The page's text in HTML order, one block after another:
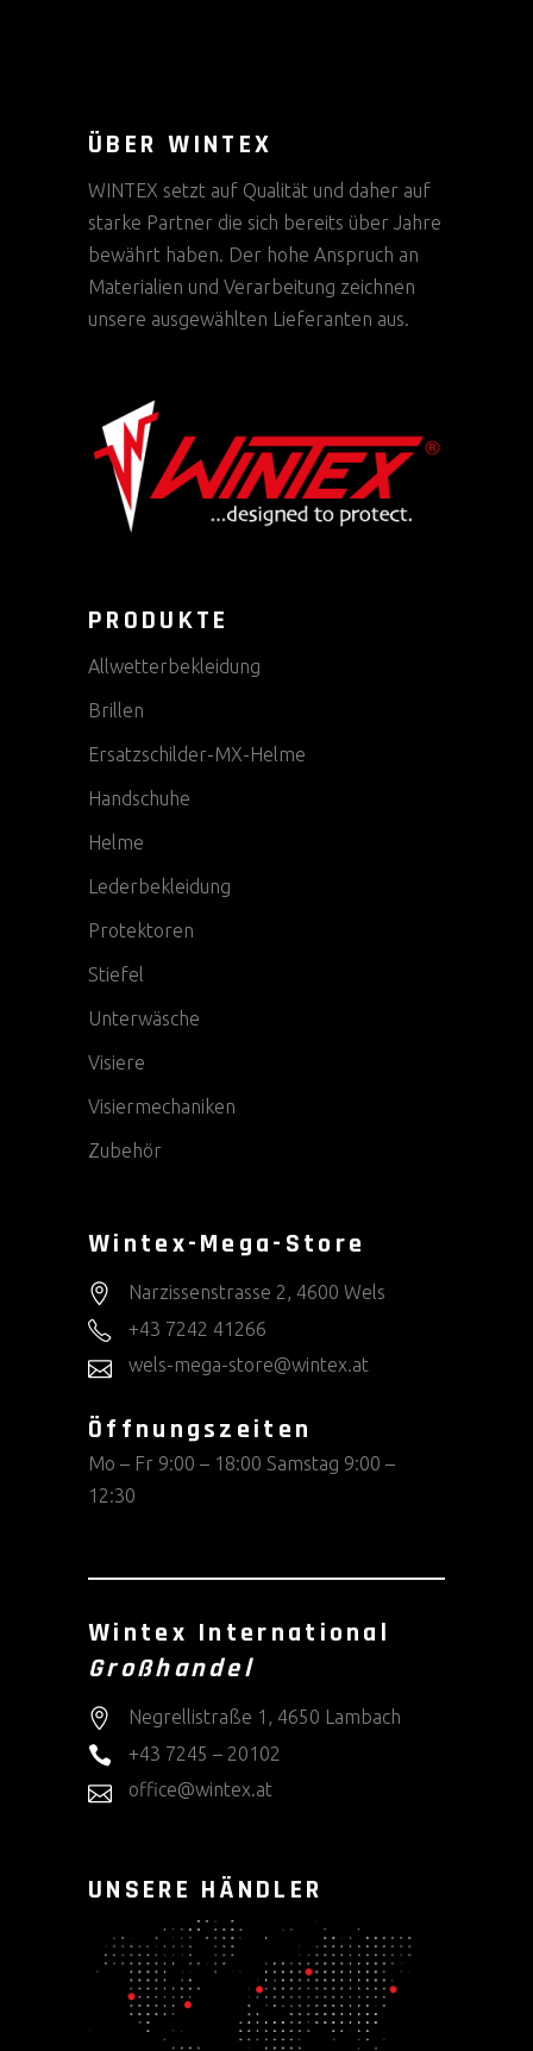
ÜBER WINTEX
WINTEX setzt auf Qualität und daher auf
starke Partner die sich bereits über Jahre
bewährt haben. Der hohe Anspruch an
Materialien und Verarbeitung zeichnen
unsere ausgewählten Lieferanten aus.
PRODUKTE
Allwetterbekleidung
Brillen
Ersatzschilder-MX-Helme
Handschuhe
Helme
Lederbekleidung
Protektoren
Stiefel
Unterwäsche
Visiere
Visiermechaniken
Zubehör
Wintex-Mega-Store
Narzissenstrasse 2, 4600 Wels
+43 7242 41266
wels-mega-store@wintex.at
Öffnungszeiten
Mo – Fr 9:00 – 18:00 Samstag 9:00 –
12:30
Wintex International
Großhandel
Negrellistraße 1, 4650 Lambach
+43 7245 – 20102
office@wintex.at
UNSERE HÄNDLER